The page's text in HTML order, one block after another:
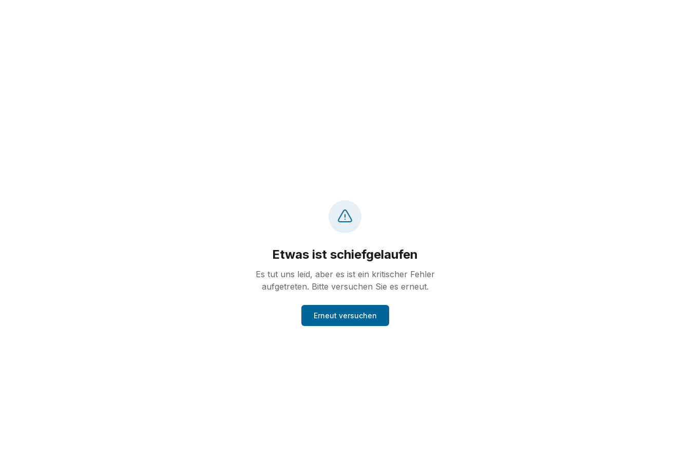
Etwas ist schiefgelaufen
Es tut uns leid, aber es ist ein kritischer Fehler
aufgetreten. Bitte versuchen Sie es erneut.
Erneut versuchen